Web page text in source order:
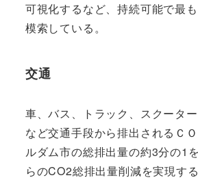
可視化するなど、持続可能で最
模索している。
交通
車、バス、トラック、スクータ
など交通手段から排出されるＣ
ルダム市の総排出量の約3分の1
らのCO2総排出量削減を実現す